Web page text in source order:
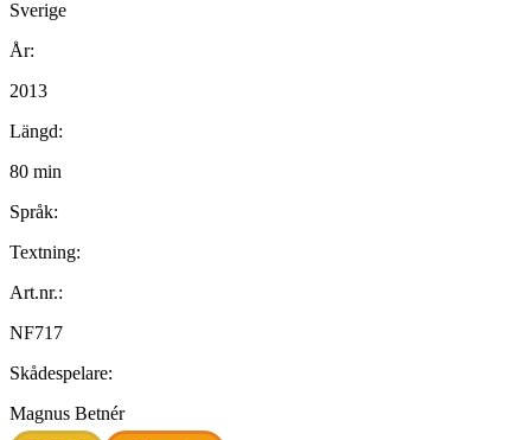
Sverige
År:
2013
Längd:
80 min
Språk:
Textning:
Art.nr.:
NF717
Skådespelare:
Magnus Betnér